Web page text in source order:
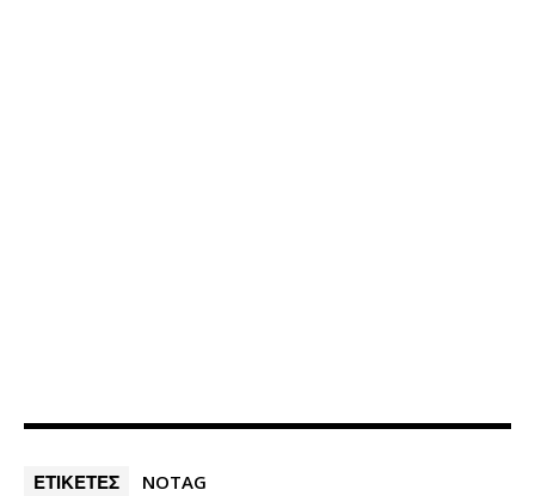
ΕΤΙΚΕΤΕΣ NOTAG